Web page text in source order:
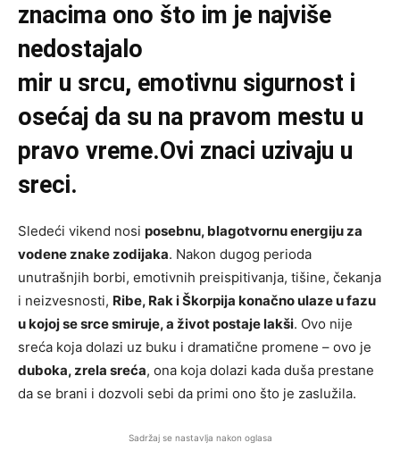
znacima ono što im je najviše
nedostajalo
mir u srcu, emotivnu sigurnost i
osećaj da su na pravom mestu u
pravo vreme.Ovi znaci uzivaju u
sreci.
Sledeći vikend nosi posebnu, blagotvornu energiju za
vodene znake zodijaka. Nakon dugog perioda
unutrašnjih borbi, emotivnih preispitivanja, tišine, čekanja
i neizvesnosti, Ribe, Rak i Škorpija konačno ulaze u fazu
u kojoj se srce smiruje, a život postaje lakši. Ovo nije
sreća koja dolazi uz buku i dramatične promene – ovo je
duboka, zrela sreća, ona koja dolazi kada duša prestane
da se brani i dozvoli sebi da primi ono što je zaslužila.
Sadržaj se nastavlja nakon oglasa